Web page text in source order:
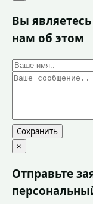
Вы
нам об этом
Сохранить
×
Отправьте